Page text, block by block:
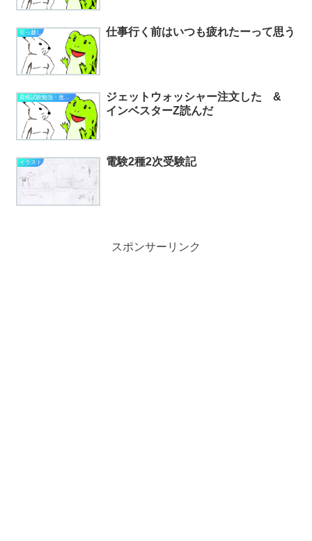
引っ越し 仕事行く前はいつも疲れたーって思う
ジェットウォッシャー注文した &
インベスターZ読んだ
イラスト 電験2種2次受験記
スポンサーリンク